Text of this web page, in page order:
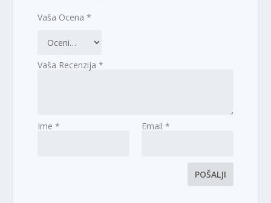
Vaša Ocena*
Vaša Recenzija*
Ime* Email *